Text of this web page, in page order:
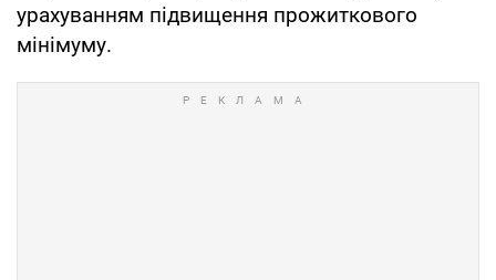
урахуванням підвищення прожиткового
мінімуму.